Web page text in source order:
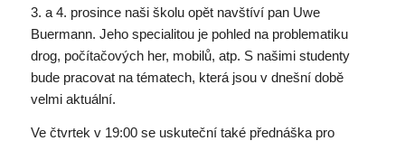
3. a 4. prosince naši školu opět navštíví pan Uwe
Buermann. Jeho specialitou je pohled na problematiku
drog, počítačových her, mobilů, atp. S našimi studenty
bude pracovat na tématech, která jsou v dnešní době
velmi aktuální.
Ve čtvrtek v 19:00 se uskuteční také přednáška pro